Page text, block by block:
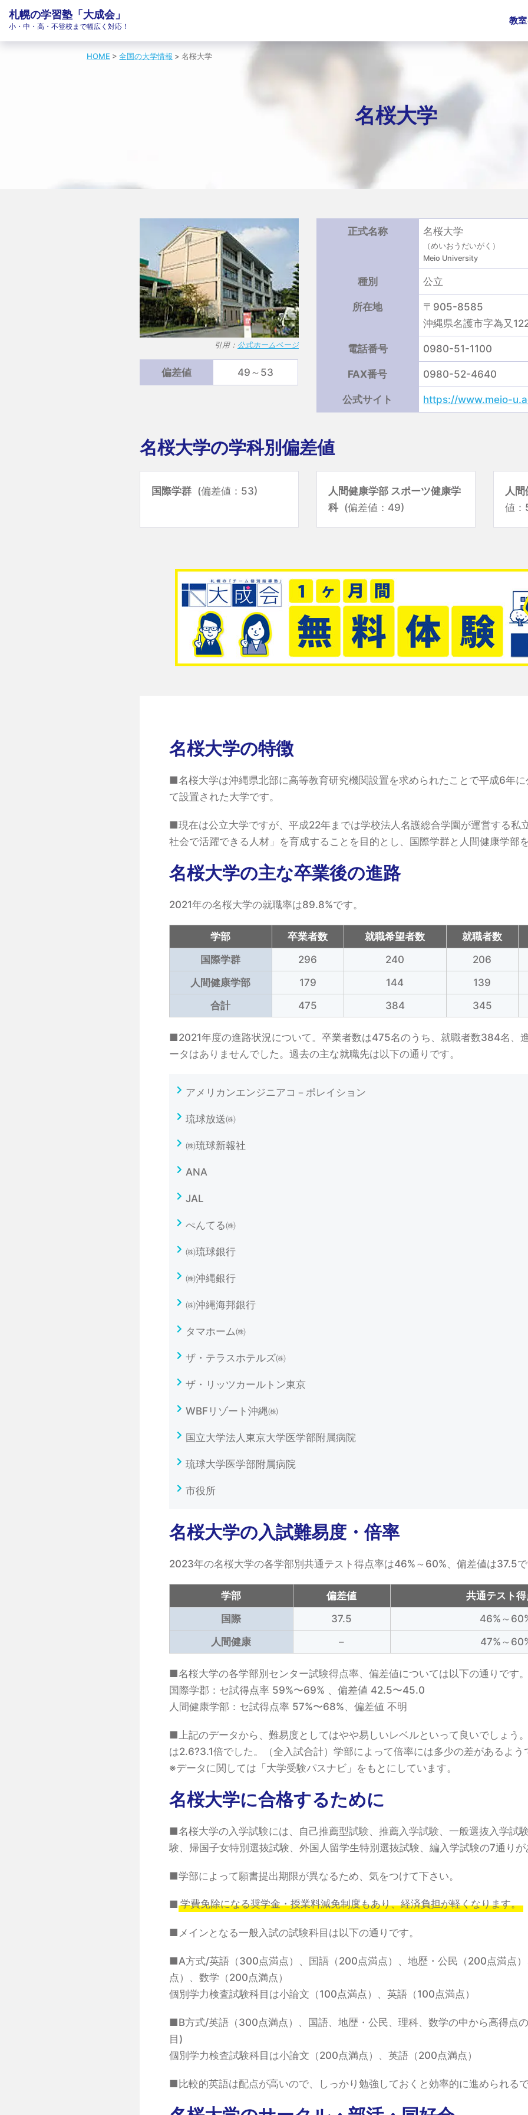
札幌の学習塾「大成会」
小・中・高・不登校まで幅広く対応！
教
HOME > 全国の大学情報 > 名桜大学
名桜大学
引用： 公式ホームページ
偏差値 49～53
正式名称 名桜大学
（めいおうだいがく）
Meio University
種別 公立
所在地
〒905-8585
沖縄県名護市字為又
電話番号 0980-51-1100
FAX番号 0980-52-4640
公式サイト https://www.meio-
名桜大学の学科別偏差値
国際学群 (偏差値：53)
人間健康学部 スポーツ健康学
科 (偏差値：49)
人
値：
名桜大学の特徴
■名桜大学は沖縄県北部に高等教育研究機関設置を求められたことで平成6年
て設置された大学です。
■現在は公立大学ですが、平成22年までは学校法人名護総合学園が運営する私
社会で活躍できる人材」を育成することを目的とし、国際学群と人間健康学部
名桜大学の主な卒業後の進路
2021年の名桜大学の就職率は89.8%です。
学部 卒業者数 就職希望者数
就職者数
国際学群
296 240
206
人間健康学部
179 144
139
合計
475 384 345
■2021年度の進路状況について。卒業者数は475名のうち、就職者数384名、
ータはありませんでした。過去の主な就職先は以下の通りです。
アメリカンエンジニアコ－ポレイション
琉球放送㈱
㈱琉球新報社
ANA
JAL
ぺんてる㈱
㈱琉球銀行
㈱沖縄銀行
㈱沖縄海邦銀行
タマホーム㈱
ザ・テラスホテルズ㈱
ザ・リッツカールトン東京
WBFリゾート沖縄㈱
国立大学法人東京大学医学部附属病院
琉球大学医学部附属病院
市役所
名桜大学の入試難易度・倍率
2023年の名桜大学の各学部別共通テスト得点率は46%～60%、偏差値は37.5
学部 偏差値
共通テスト
国際
37.5
46%～
人間健康
– 47%～
■名桜大学の各学部別センター試験得点率、偏差値については以下の通りです
国際学郡：セ試得点率 59%〜69% 、偏差値 42.5〜45.0
人間健康学部：セ試得点率 57%〜68%、偏差値 不明
■上記のデータから、難易度としてはやや易しいレベルといって良いでしょう
は2.6?3.1倍でした。（全入試合計）学部によって倍率には多少の差があるよう
※データに関しては「大学受験パスナビ」をもとにしています。
名桜大学に合格するために
■名桜大学の入学試験には、自己推薦型試験、推薦入学試験、一般選抜入学試
験、帰国子女特別選抜試験、外国人留学生特別選抜試験、編入学試験の7通り
■学部によって願書提出期限が異なるため、気をつけて下さい。
■ 学費免除になる奨学金・授業料減免制度もあり、経済負担が軽くなります。
■メインとなる一般入試の試験科目は以下の通りです。
■A方式/英語（300点満点）、国語（200点満点）、地歴・公民（200点満点
点）、数学（200点満点）
個別学力検査試験科目は小論文（100点満点）、英語（100点満点）
■B方式/英語（300点満点）、国語、地歴・公民、理科、数学の中から高得点
目)
個別学力検査試験科目は小論文（200点満点）、英語（200点満点）
■比較的英語は配点が高いので、しっかり勉強しておくと効率的に進められる